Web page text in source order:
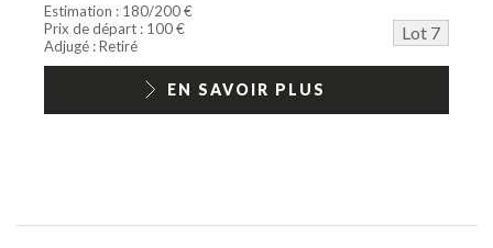
Estimation : 180/200 €
Prix de départ : 100 €
Lot 7
Adjugé : Retiré
EN SAVOIR PLUS